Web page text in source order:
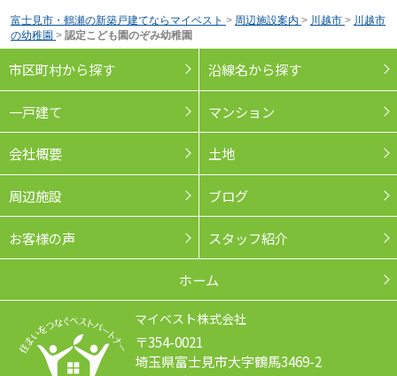
富士見市・鶴瀬の新築戸建てならマイベスト > 周辺施設案内 > 川越市 > 川越市
の幼稚園 > 認定こども園のぞみ幼稚園
市区町村から探す 沿線名から探す
一戸建て マンション
会社概要 土地
周辺施設 ブログ
お客様の声 スタッフ紹介
ホーム
マイベスト株式会社
〒354-0021
埼玉県富士見市大字鶴馬3469-2